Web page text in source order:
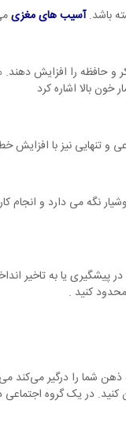
باشد.آسیب های مغزی
و حافظه را افزایش
بالا اشاره کرد
تنهایی نیز با افزایش
نگه می دارد و
یا به تاخیر
کنید .
ذهن شما را درگیر می‌کند
کنید. در یک گروه